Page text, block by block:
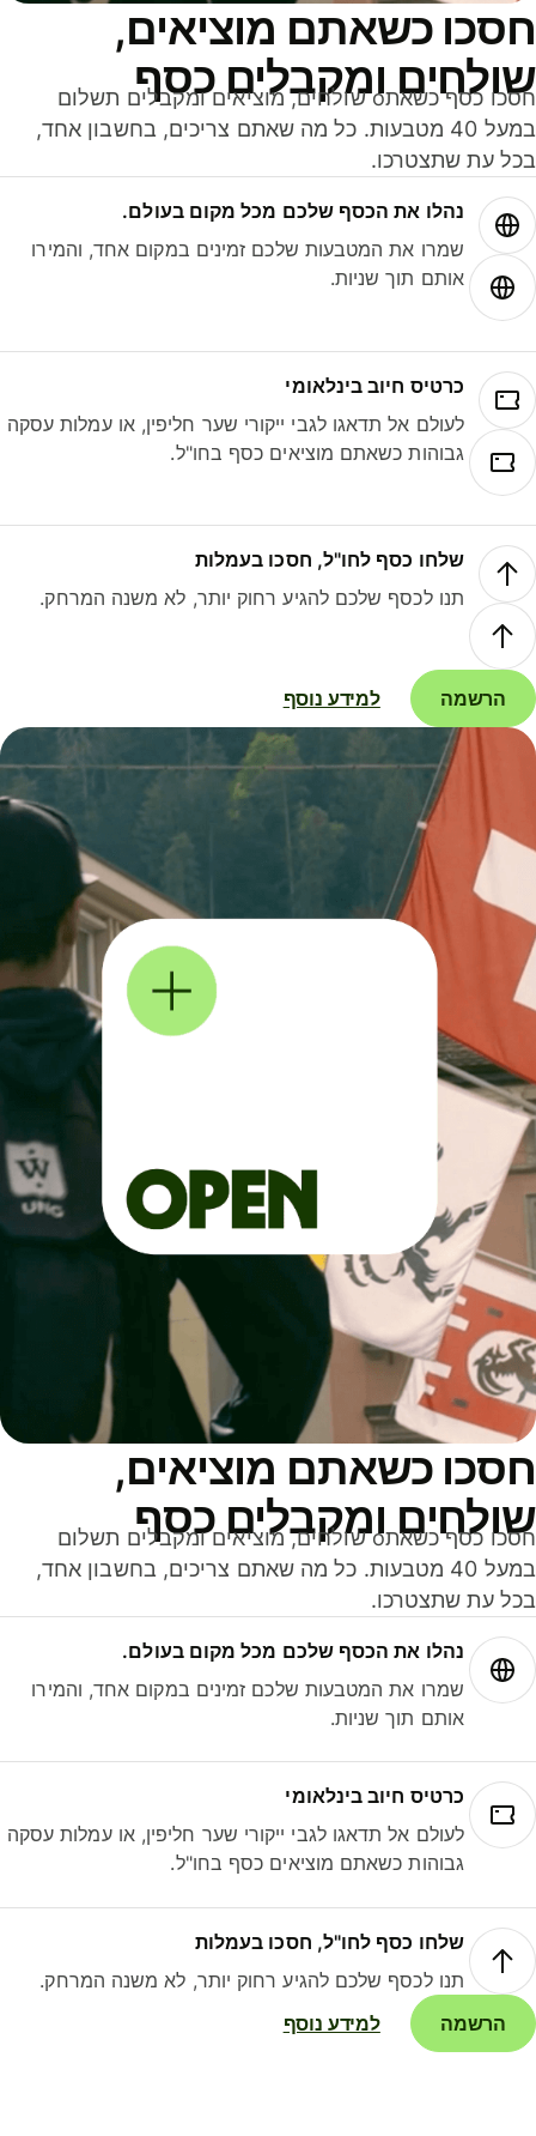
כשאתם מוציאים,
ומקבלים כסף
חסכו כסף כשאתo שולחים, מוציאים ומקבלים תשלום
במעל 40 מטבעות. כל מה שאתם צריכים, בחשבון אחד,
עת שתצטרכו.
נהלו את הכסף שלכם מכל מקום בעולם.
שמרו את המטבעות שלכם זמינים במקום אחד, והמירו
אותם תוך שניות.
כרטיס חיוב בינלאומי
לעולם אל תדאגו לגבי ייקורי שער חליפין, או עמלות עסקה
גבוהות כשאתם מוציאים כסף בחו"ל.
שלחו כסף לחו"ל, חסכו בעמלות
תנו לכסף שלכם להגיע רחוק יותר, לא משנה המרחק.
הרשמה למידע נוסף
כשאתם מוציאים,
ומקבלים כסף
חסכו כסף כשאתo שולחים, מוציאים ומקבלים תשלום
במעל 40 מטבעות. כל מה שאתם צריכים, בחשבון אחד,
עת שתצטרכו.
נהלו את הכסף שלכם מכל מקום בעולם.
שמרו את המטבעות שלכם זמינים במקום אחד, והמירו
אותם תוך שניות.
כרטיס חיוב בינלאומי
לעולם אל תדאגו לגבי ייקורי שער חליפין, או עמלות עסקה
גבוהות כשאתם מוציאים כסף בחו"ל.
שלחו כסף לחו"ל, חסכו בעמלות
תנו לכסף שלכם להגיע רחוק יותר, לא משנה המרחק.
הרשמה
למידע נוסף